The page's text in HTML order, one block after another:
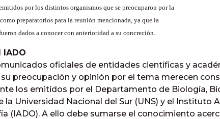
por los distintos organismos que se preocuparon por la
preparatorios para la reunión mencionada, ya que la
dados a conocer con anterioridad a su concreción.
IADO
oficiales de entidades científicas y
preocupación y opinión por el tema merecen
los emitidos por el Departamento de Biología,
la Universidad Nacional del Sur (UNS) y el Instituto
(IADO). A ello debe sumarse el conocimiento